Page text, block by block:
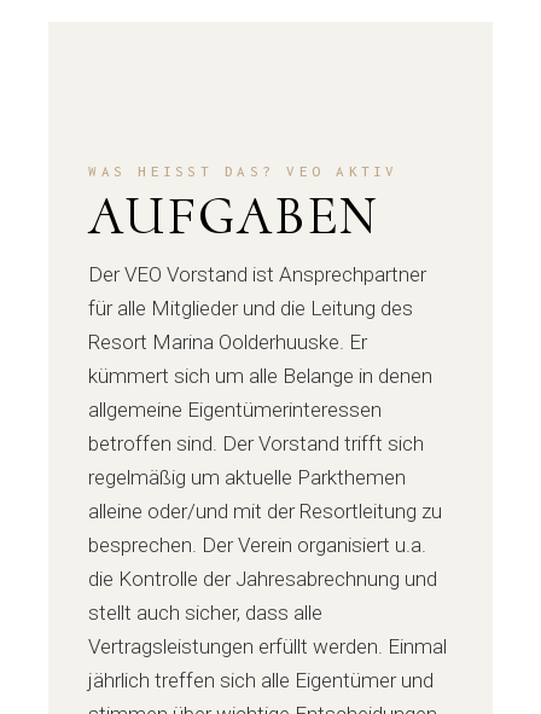
WAS HEISST DAS? VEO AKTIV
AUFGABEN
Der VEO Vorstand ist Ansprechpartner
für alle Mitglieder und die Leitung des
Resort Marina Oolderhuuske. Er
kümmert sich um alle Belange in denen
allgemeine Eigentümerinteressen
betroffen sind. Der Vorstand trifft sich
regelmäßig um aktuelle Parkthemen
alleine oder/und mit der Resortleitung zu
besprechen. Der Verein organisiert u.a.
die Kontrolle der Jahresabrechnung und
stellt auch sicher, dass alle
Vertragsleistungen erfüllt werden. Einmal
jährlich treffen sich alle Eigentümer und